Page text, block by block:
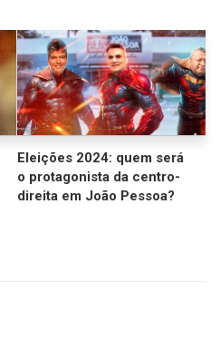
Eleições 2024: quem será
o protagonista da centro-
direita em João Pessoa?